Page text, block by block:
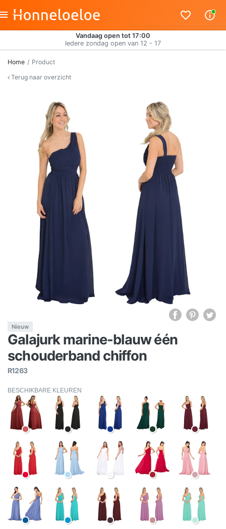
Vandaag open tot 17:00
Iedere zondag open van 12 - 17
Home
Product
Terug naar overzicht
Nieuw
Galajurk marine-blauw één
schouderband chiffon
R1263
BESCHIKBARE KLEUREN